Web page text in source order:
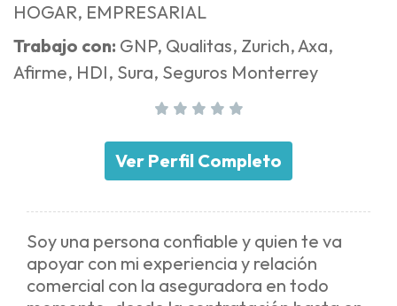
HOGAR, EMPRESARIAL
Trabajo con: GNP, Qualitas, Zurich, Axa,
Afirme, HDI, Sura, Seguros Monterrey
Ver Perfil Completo
Soy una persona confiable y quien te va
apoyar con mi experiencia y relación
comercial con la aseguradora en todo